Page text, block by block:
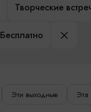
Творческие
Бесплатно
Эти выходные Эта